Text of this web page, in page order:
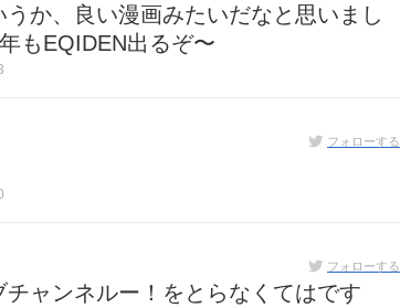
か、良い漫画みたいだなと思いまし
もEQIDEN出るぞ〜
フォローする
フォローする
ャンネルー！をとらなくてはです